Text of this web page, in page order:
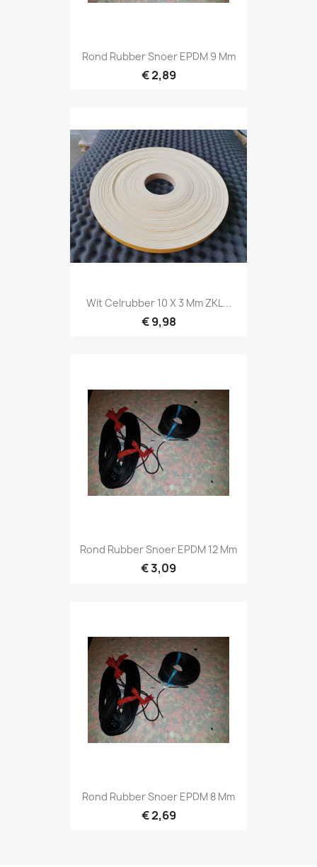
Rond Rubber Snoer EPDM 9 Mm
€ 2,89
Wit Celrubber 10 X 3 Mm ZKL...
€ 9,98
Rond Rubber Snoer EPDM 12 Mm
€ 3,09
Rond Rubber Snoer EPDM 8 Mm
€ 2,69